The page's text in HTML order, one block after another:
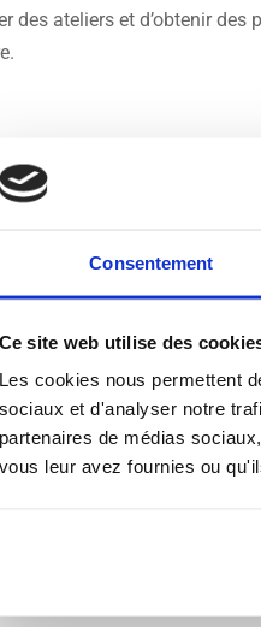
Consentement
Ce site web utilise des
Les cookies nous permettent
sociaux et d'analyser notre
partenaires de médias
vous leur avez fournies ou
des ateliers et d’obtenir